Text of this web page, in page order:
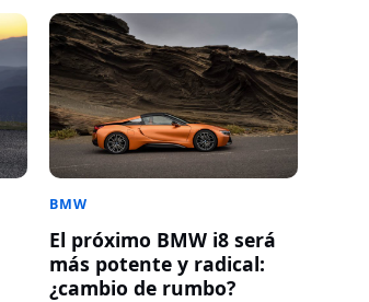
BMW
El próximo BMW i8 será
más potente y radical:
¿cambio de rumbo?